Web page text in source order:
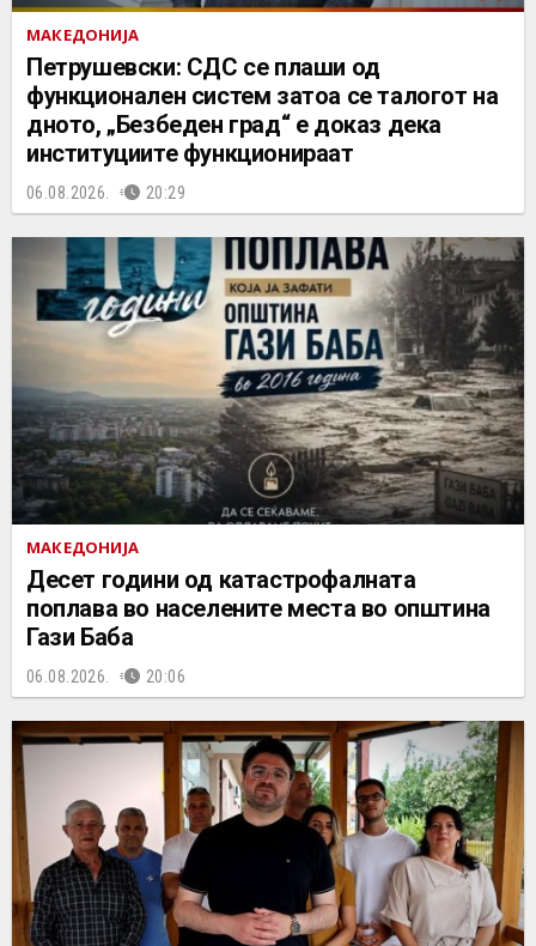
МАКЕДОНИЈА
Петрушевски: СДС се плаши од
функционален систем затоа се талогот на
дното, „Безбеден град“ е доказ дека
институциите функционираат
06.08.2026. 20:29
МАКЕДОНИЈА
Десет години од катастрофалната
поплава во населените места во општина
Гази Баба
06.08.2026. 20:06